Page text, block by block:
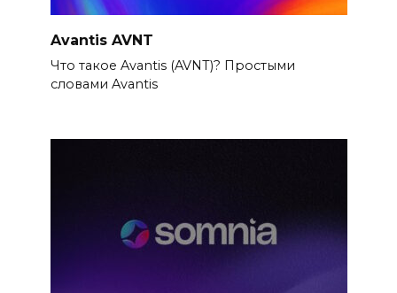
Avantis AVNT
Что такое Avantis (AVNT)? Простыми
словами Avantis